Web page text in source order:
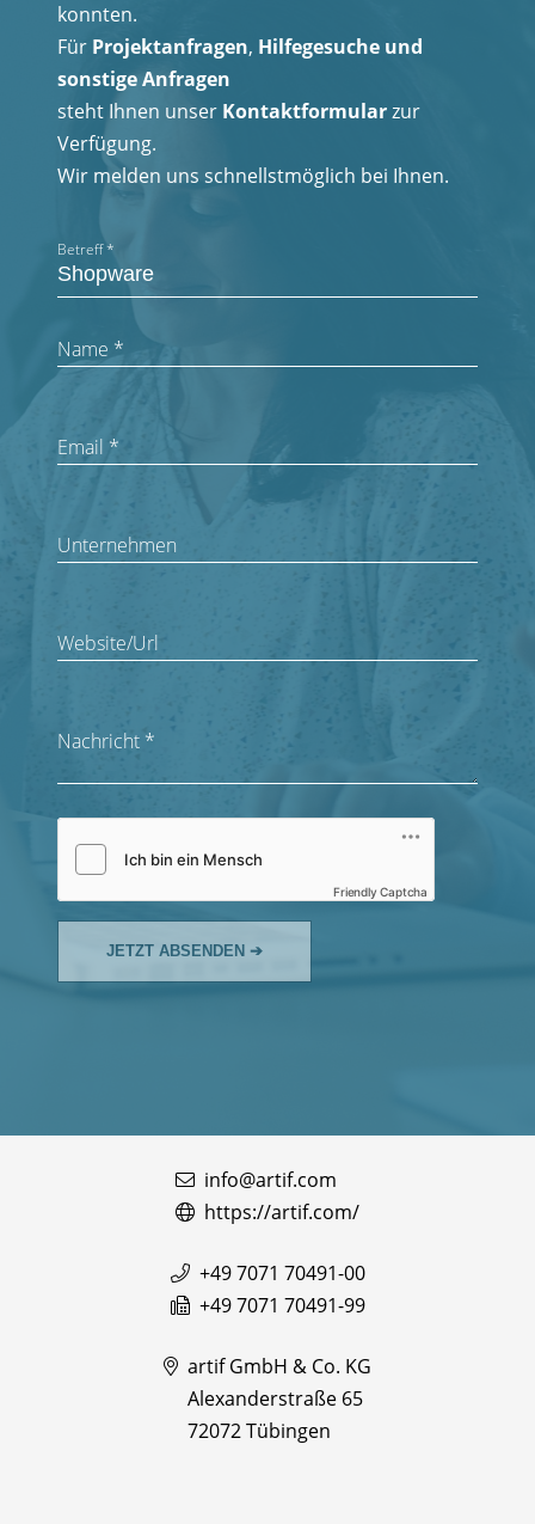
konnten.
Für Projektanfragen, Hilfegesuche und
sonstige Anfragen
steht Ihnen unser Kontaktformularzur
Verfügung.
Wir melden uns schnellstmöglich bei Ihnen.
Betreff*
Name *
Email *
Unternehmen
Website/Url
Nachricht *
Friendly Captcha
JETZT ABSENDEN ➔
info@artif.com
https://artif.com/
+49 7071 70491-00
+49 7071 70491-99
artif GmbH & Co. KG
Alexanderstraße 65
72072 Tübingen